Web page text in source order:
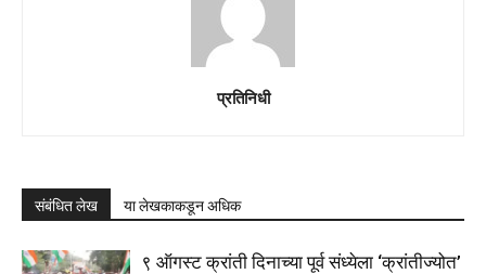
प्रतिनिधी
संबंधित लेख या लेखकाकडून अधिक
९ ऑगस्ट क्रांती दिनाच्या पूर्व संध्येला ‘क्रांतीज्योत’